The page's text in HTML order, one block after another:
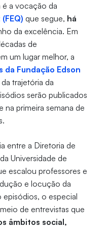
é a vocação da
que segue, há
da excelência. Em
de
um lugar melhor, a
da Fundação Edson
trajetória da
serão publicados
primeira semana de
entre a Diretoria de
Universidade de
escalou professores e
e locução da
o especial
de entrevistas que
âmbitos social,